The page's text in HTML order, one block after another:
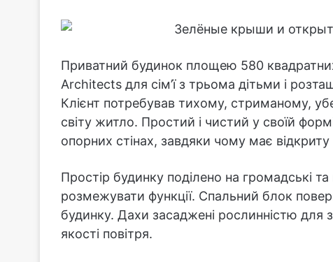
Приватний будинок площею 580
Architects для сім’ї з трьома дітьми і
Клієнт потребував тихому, стриманому,
світу житло. Простий і чистий у своїй
опорних стінах, завдяки чому має
Простір будинку поділено на громадські
розмежувати функції. Спальний блок
будинку. Дахи засаджені рослинністю для
якості повітря.